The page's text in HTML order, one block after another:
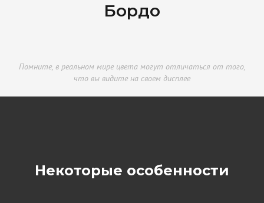
Бордо
Помните, в реальном мире цвета могут отличаться от того,
что вы видите на своем дисплее
Некоторые особенности